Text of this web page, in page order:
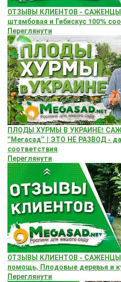
ОТЗЫВЫ КЛИЕНТОВ - САЖЕНЦЫ
штамбовая и Гибискус 100%
Переглянути
ПЛОДЫ ХУРМЫ В УКРАИНЕ!
"Мегасад" | ЭТО НЕ РАЗВОД -
соответствия
Переглянути
ОТЗЫВЫ КЛИЕНТОВ - САЖЕНЦЫ
помощь, Плодовые деревья и
Переглянути